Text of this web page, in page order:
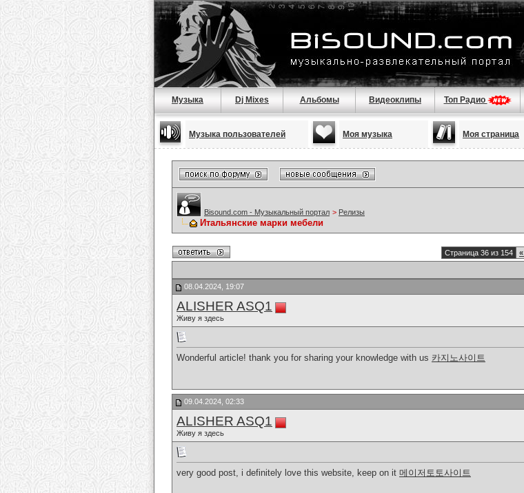
Музыка Dj Mixes Альбомы Видеоклипы Топ Радио
Музыка пользователей Моя музыка Моя страница
Bisound.com - Музыкальный портал > Релизы
Итальянские марки мебели
Страница 36 из 154 «
08.04.2024, 19:07
ALISHER ASQ1
Живу я здесь
Wonderful article! thank you for sharing your knowledge with us 카지노사이트
09.04.2024, 02:33
ALISHER ASQ1
Живу я здесь
very good post, i definitely love this website, keep on it 메이저토토사이트